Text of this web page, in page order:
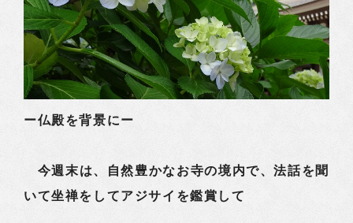
ー仏殿を背景にー
今週末は、自然豊かなお寺の境内で、法話を聞
いて坐禅をしてアジサイを鑑賞して